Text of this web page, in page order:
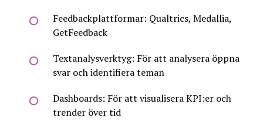
Feedbackplattformar: Qualtrics, Medallia,
GetFeedback
Textanalysverktyg: För att analysera öppna
svar och identifiera teman
Dashboards: För att visualisera KPI:er och
trender över tid